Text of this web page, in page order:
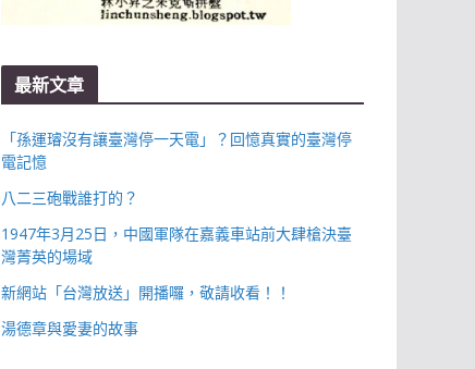
最新文章
「孫運璿沒有讓臺灣停一天電」？回憶真實的臺灣停
電記憶
八二三砲戰誰打的？
1947年3月25日，中國軍隊在嘉義車站前大肆槍決臺
灣菁英的場域
新網站「台灣放送」開播囉，敬請收看！！
湯德章與愛妻的故事